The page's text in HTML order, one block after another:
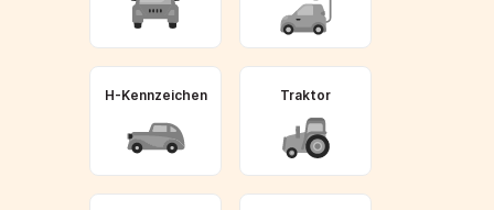
H-Kennzeichen Traktor